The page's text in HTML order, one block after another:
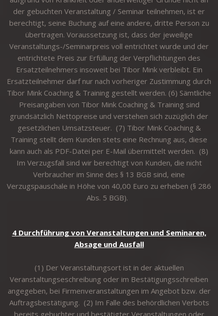
der gebuchten Veranstaltung / Seminar teilnehmen, ist er
berechtigt, seine Buchung auf eine andere, dritte Person zu
übertragen. Voraussetzung ist, dass der jeweilige
Veranstaltungs-/Seminarpreis voll entrichtet wurde und der
entrichtete Preis zur Erfüllung der Verpflichtungen des
Ersatzteilnehmers insoweit bei Tibor Mink verbleibt. Ein
Ersatzteilnehmer darf nur nach vorheriger Zustimmung durch
Tibor Mink Coaching & Training gestellt werden. (6) Sämtliche
Preisangaben von Tibor Mink Coaching & Training sind
grundsätzlich Nettopreise und verstehen sich zuzüglich der
gesetzlichen Umsatzsteuer. (7) Tibor Mink Coaching &
Training stellt dem Kunden stets eine Rechnung aus, diese
kann auch als PDF-Datei per E-Mail übermittelt werden. (8)
Im Verzugsfall sind wir berechtigt von Kunden, die nicht
Verbraucher im Sinne des § 13 BGB sind, eine
Verzugspauschale in Höhe von 40,00 Euro zu erheben (§ 286
Abs. 5 BGB).
4 Durchführung von Veranstaltungen und Seminaren,
Absage und Ausfall
(1) Der Veranstaltungsort ist in der aktuellen
Veranstaltungseschreibung oder im Bestätigungsschreiben
angegeben, bei Firmenveranstaltungen im Angebot bzw. der
Auftragsbestätigung. (2) Im Falle des behördlichen Verbots
bereits gebuchter und bestätigter Veranstaltungen oder